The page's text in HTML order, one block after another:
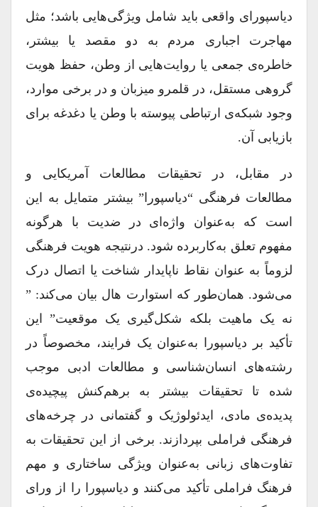
دیاسپورای واقعی باید شامل ویژگی‌هایی باشد؛ مثل
مهاجرت اجباری مردم به دو مقصد یا بیشتر،
خاطره‌ی جمعی یا روایت‌هایی از وطن، حفظ هویت
گروهی مستقل، در قلمرو میزبان و در برخی موارد،
وجود شبکه‌ی ارتباطی پیوسته با وطن یا دغدغه برای
بازیابی آن.
در مقابل، در تحقیقات مطالعات آمریکایی و
مطالعات فرهنگی “دیاسپورا” بیشتر متمایل به این
است که به‌عنوان واژه‌ای در ضدیت با هرگونه
مفهوم تعلق به‌کاربرده شود. درنتیجه هویت فرهنگی
لزوماً به‌ عنوان نقاط ناپایدار شناخت یا اتصال درک
می‌شود. همان‌طور که استوارت هال بیان می‌کند: ”
نه یک ماهیت بلکه شکل‌گیری یک موقعیت” این
تأکید بر دیاسپورا به‌عنوان یک فرایند، مخصوصاً در
رشته‌های انسان‌شناسی و مطالعات ادبی موجب
شده تا تحقیقات بیشتر به برهم‌کنش پیچیده‌ی
پدیده‌ی مادی، ایدئولوژیک و گفتمانی در چرخه‌های
فرهنگی فراملی بپردازند. برخی از این تحقیقات به
تفاوت‌های زبانی به‌عنوان ویژگی ساختاری و مهم
فرهنگ فراملی تأکید می‌کنند و دیاسپورا را از ورای